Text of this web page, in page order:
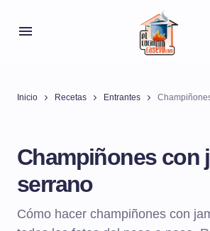
Inicio Recetas Entrantes
Champiñones con
serrano
Cómo hacer champiñones con